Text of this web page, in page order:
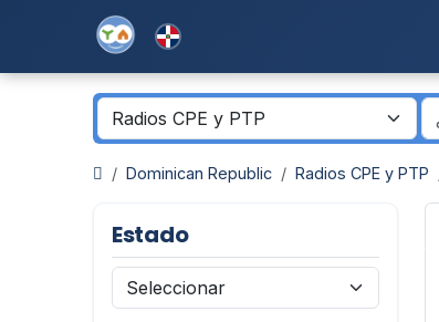
Dominican Republic Radios CPE y PTP
Estado